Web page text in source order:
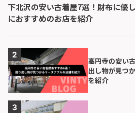
下北沢の安い古着屋7選！財布に優
におすすめのお店を紹介
高円寺の安い
出し物が見つ
を紹介